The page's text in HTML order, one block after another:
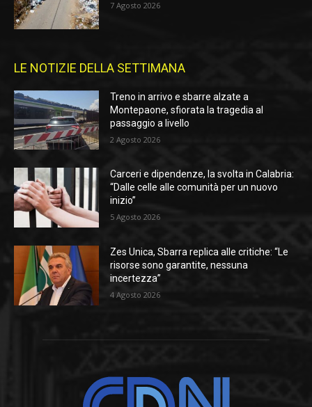
7 Agosto 2026
LE NOTIZIE DELLA SETTIMANA
Treno in arrivo e sbarre alzate a
Montepaone, sfiorata la tragedia al
passaggio a livello
2 Agosto 2026
Carceri e dipendenze, la svolta in Calabria:
“Dalle celle alle comunità per un nuovo
inizio”
5 Agosto 2026
Zes Unica, Sbarra replica alle critiche: “Le
risorse sono garantite, nessuna
incertezza”
4 Agosto 2026